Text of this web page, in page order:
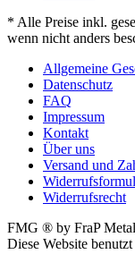
* Alle Preise inkl.
wenn nicht anders
Allgemeine
Datenschutz
FAQ
Impressum
Kontakt
Über uns
Versand und
Widerrufsrecht
FMG ® by FraP
Diese Website